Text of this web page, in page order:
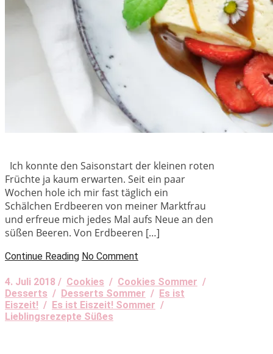
Ich konnte den Saisonstart der kleinen roten
Früchte ja kaum erwarten. Seit ein paar
Wochen hole ich mir fast täglich ein
Schälchen Erdbeeren von meiner Marktfrau
und erfreue mich jedes Mal aufs Neue an den
süßen Beeren. Von Erdbeeren […]
Continue Reading No Comment
4. Juli 2018 / Cookies / Cookies Sommer /
Desserts / Desserts Sommer / Es ist
Eiszeit! / Es ist Eiszeit! Sommer /
Lieblingsrezepte Süßes